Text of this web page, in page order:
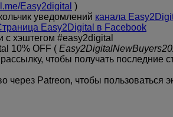
Easy2digital )
уведомлений канала
Easy2Digital в Facebook
с хэштегом #easy2digital
10% OFF (
чтобы получать последние
через Patreon, чтобы пользоваться